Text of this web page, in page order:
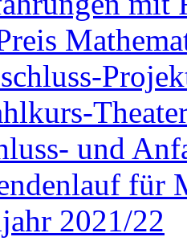
und
für
2021/22